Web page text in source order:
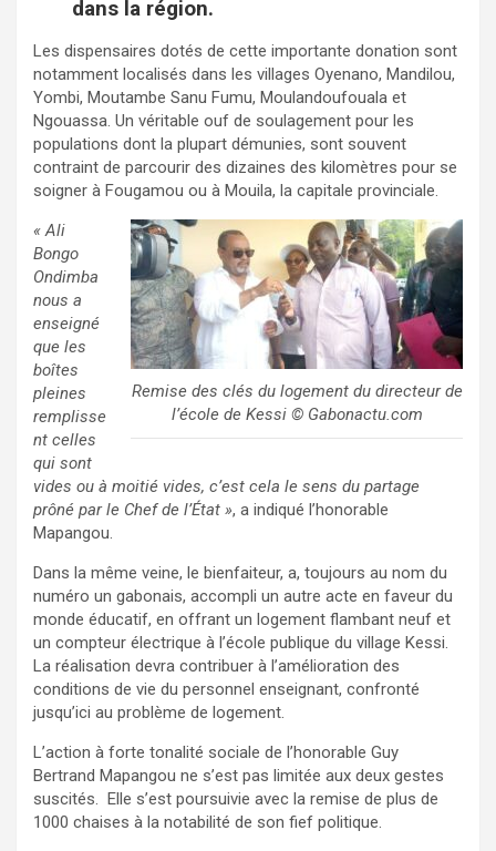
dans la région.
Les dispensaires dotés de cette importante donation sont
notamment localisés dans les villages Oyenano, Mandilou,
Yombi, Moutambe Sanu Fumu, Moulandoufouala et
Ngouassa. Un véritable ouf de soulagement pour les
populations dont la plupart démunies, sont souvent
contraint de parcourir des dizaines des kilomètres pour se
soigner à Fougamou ou à Mouila, la capitale provinciale.
Remise des clés du logement du directeur de
l’école de Kessi © Gabonactu.com
« Ali
Bongo
Ondimba
nous a
enseigné
que les
boîtes
pleines
remplisse
nt celles
qui sont
vides ou à moitié vides, c’est cela le sens du partage
prôné par le Chef de l’État », a indiqué l’honorable
Mapangou.
Dans la même veine, le bienfaiteur, a, toujours au nom du
numéro un gabonais, accompli un autre acte en faveur du
monde éducatif, en offrant un logement flambant neuf et
un compteur électrique à l’école publique du village Kessi.
La réalisation devra contribuer à l’amélioration des
conditions de vie du personnel enseignant, confronté
jusqu’ici au problème de logement.
L’action à forte tonalité sociale de l’honorable Guy
Bertrand Mapangou ne s’est pas limitée aux deux gestes
suscités. Elle s’est poursuivie avec la remise de plus de
1000 chaises à la notabilité de son fief politique.